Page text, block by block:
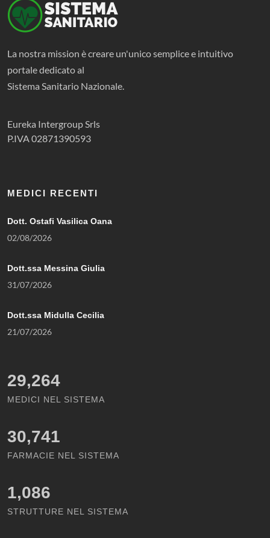
La nostra mission è creare un'unico semplice e intuitivo
portale dedicato al
Sistema Sanitario Nazionale.
Eureka Intergroup Srls
P.IVA 02871390593
MEDICI RECENTI
Dott. Ostafi Vasilica Oana
02/08/2026
Dott.ssa Messina Giulia
31/07/2026
Dott.ssa Midulla Cecilia
21/07/2026
29,264
MEDICI NEL SISTEMA
30,741
FARMACIE NEL SISTEMA
1,086
STRUTTURE NEL SISTEMA